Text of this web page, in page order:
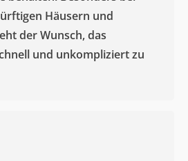
Häusern und
der Wunsch, das
und unkompliziert zu